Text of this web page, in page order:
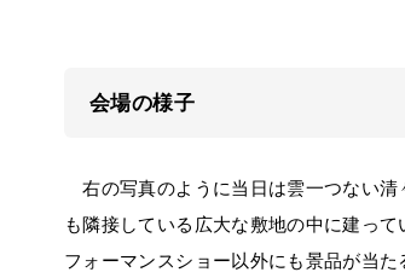
会場の様子
右の写真のように当日は雲一つない清
も隣接している広大な敷地の中に建っ
フォーマンスショー以外にも景品が当